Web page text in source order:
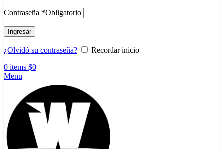
Contraseña *Obligatorio
Ingresar
¿Olvidó su contraseña?
Recordar inicio
0 items $0
Menu